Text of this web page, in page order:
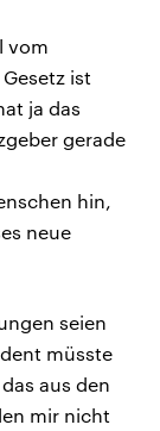
vom
ist
ja das
gerade
hin,
neue
seien
müsste
aus den
mir nicht